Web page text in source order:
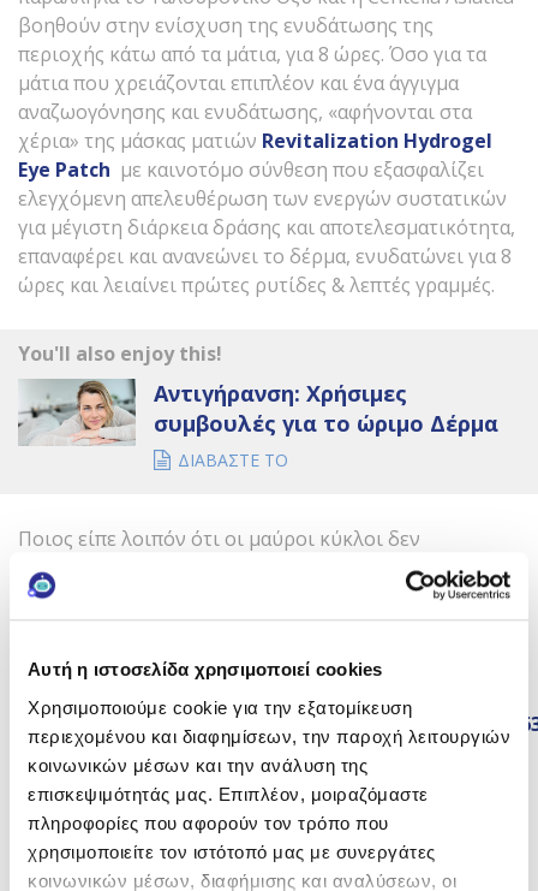
Αυτή η ιστοσελίδα χρησιμοποιεί cookies
Χρησιμοποιούμε cookie για την εξατομίκευση
περιεχομένου και διαφημίσεων, την παροχή λειτουργιών
κοινωνικών μέσων και την ανάλυση της
επισκεψιμότητάς μας. Επιπλέον, μοιραζόμαστε
πληροφορίες που αφορούν τον τρόπο που
χρησιμοποιείτε τον ιστότοπό μας με συνεργάτες
κοινωνικών μέσων, διαφήμισης και αναλύσεων, οι
βοηθούν στην ενίσχυση της ενυδάτωσης της
περιοχής κάτω από τα μάτια, για 8 ώρες. Όσο για τα
μάτια που χρειάζονται επιπλέον και ένα άγγιγμα
αναζωογόνησης και ενυδάτωσης, «αφήνονται στα
χέρια» της μάσκας ματιών Revitalization Hydrogel
Eye Patch με καινοτόμο σύνθεση που εξασφαλίζει
ελεγχόμενη απελευθέρωση των ενεργών συστατικών
για μέγιστη διάρκεια δράσης και αποτελεσματικότητα,
επαναφέρει και ανανεώνει το δέρμα, ενυδατώνει για 8
ώρες και λειαίνει πρώτες ρυτίδες & λεπτές γραμμές.
You'll also enjoy this!
Αντιγήρανση: Χρήσιμες
συμβουλές για το ώριμο Δέρμα
ΔΙΑΒΑΣΤΕ ΤΟ
Ποιος είπε λοιπόν ότι οι μαύροι κύκλοι δεν
«φεύγουν»; Με τις κατάλληλες κινήσεις, αλλαγές
συνηθειών και έξυπνες λύσεις, μπορείτε να απαλύνετε
αισθητά τη σκουρόχρωμη περιοχή κάτω από τα μάτια
γοητευτικό σας βλέμμα.
https://www.ncbi.nlm.nih.gov/pmc/articles/
+2
Θέλεις να λαμβάνεις τα